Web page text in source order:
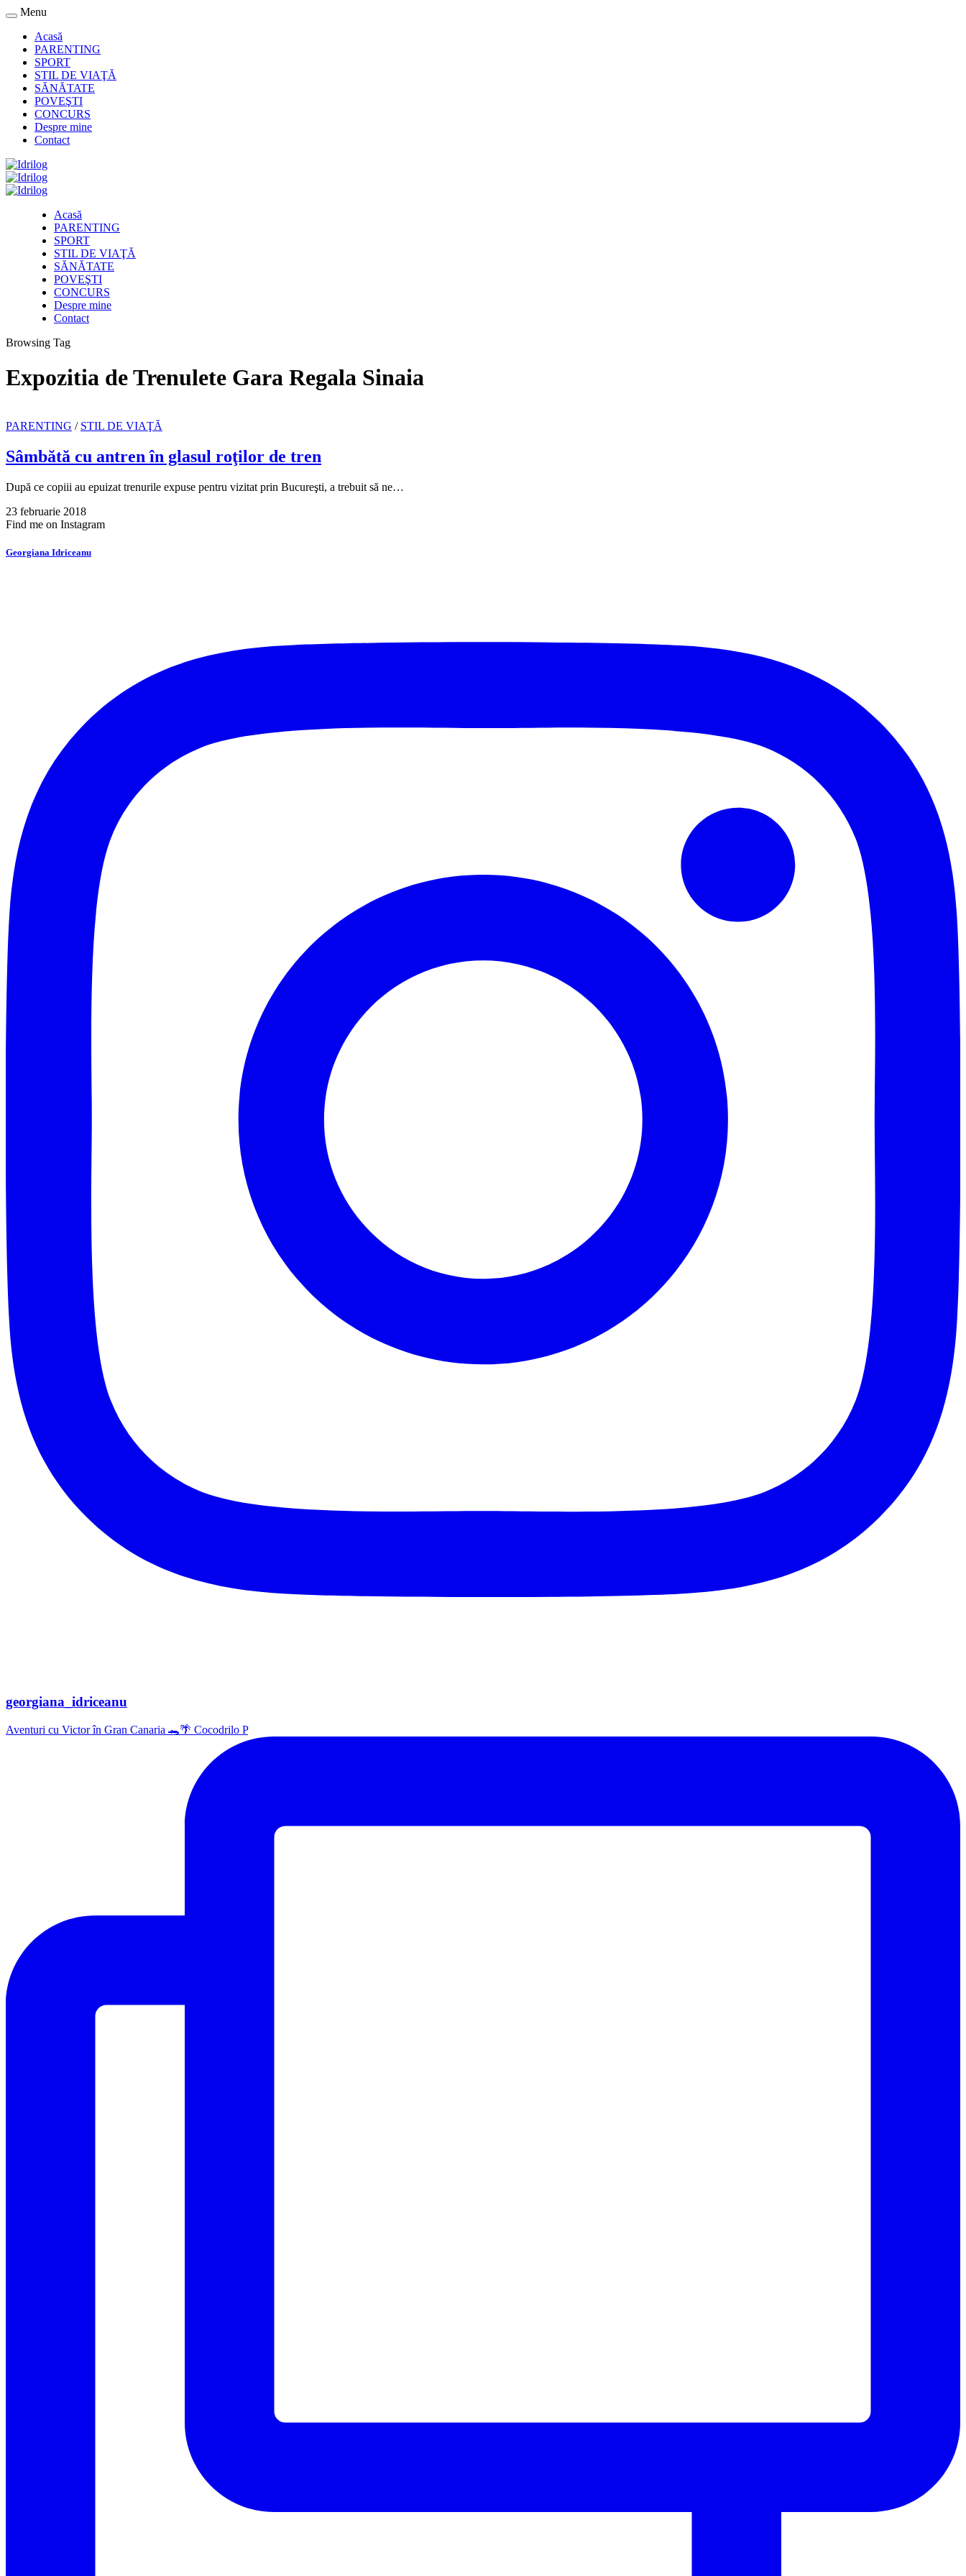
Menu
Acasă
PARENTING
SPORT
STIL DE VIAŢĂ
SĂNĂTATE
POVEŞTI
CONCURS
Despre mine
Contact
Acasă
PARENTING
SPORT
STIL DE VIAŢĂ
SĂNĂTATE
POVEŞTI
CONCURS
Despre mine
Contact
Browsing Tag
Expozitia de Trenulete Gara Regala Sinaia
PARENTING / STIL DE VIAŢĂ
Sâmbătă cu antren în glasul roţilor de tren
După ce copiii au epuizat trenurile expuse pentru vizitat prin Bucureşti, a trebuit să ne…
23 februarie 2018
Find me on Instagram
Georgiana Idriceanu
georgiana_idriceanu
Aventuri cu Victor în Gran Canaria 🐊🌴 Cocodrilo P